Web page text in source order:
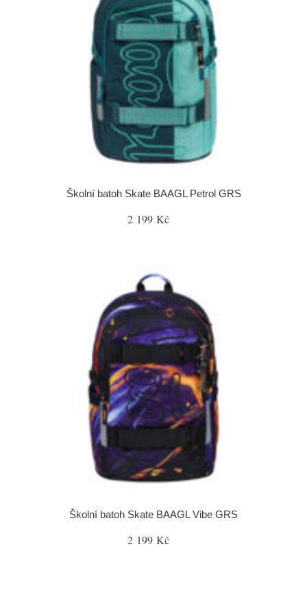
Školní batoh Skate BAAGL Petrol GRS
2 199 Kč
Školní batoh Skate BAAGL Vibe GRS
2 199 Kč